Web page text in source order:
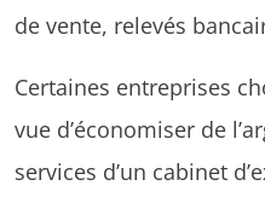
de vente, relevés
Certaines entreprises
vue d’économiser de
services d’un cabinet